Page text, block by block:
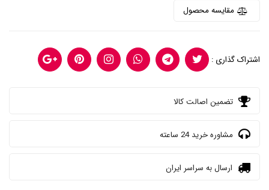
مقایسه محصول
اشتراک گذاری :
تضمین اصالت کالا
مشاوره خرید 24 ساعته
ارسال به سراسر ایران